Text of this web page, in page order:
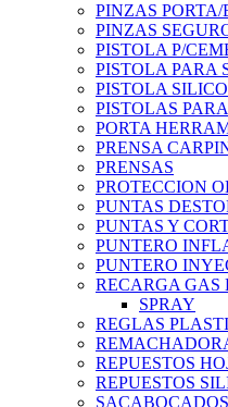
PINZAS
PINZAS
PISTOLA P/
PISTOLA PARA
PISTOLA
PISTOLAS
PORTA
PRENSA
PRENSAS
PROTECCION
PUNTAS
PUNTAS Y
PUNTERO
PUNTERO
RECARGA GAS
SPRAY
REGLAS
REPUESTOS
REPUESTOS
SACABOCADOS